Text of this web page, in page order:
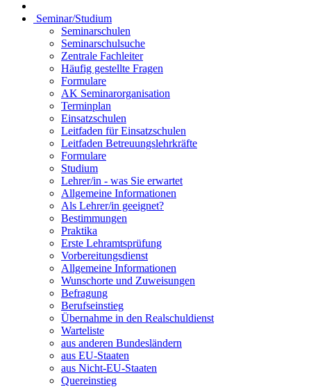
Seminar/Studium
Seminarschulen
Seminarschulsuche
Zentrale Fachleiter
Häufig gestellte Fragen
Formulare
AK Seminarorganisation
Terminplan
Einsatzschulen
Leitfaden für Einsatzschulen
Leitfaden Betreuungslehrkräfte
Formulare
Studium
Lehrer/in - was Sie erwartet
Allgemeine Informationen
Als Lehrer/in geeignet?
Bestimmungen
Praktika
Erste Lehramtsprüfung
Vorbereitungsdienst
Allgemeine Informationen
Wunschorte und Zuweisungen
Befragung
Berufseinstieg
Übernahme in den Realschuldienst
Warteliste
aus anderen Bundesländern
aus EU-Staaten
aus Nicht-EU-Staaten
Quereinstieg